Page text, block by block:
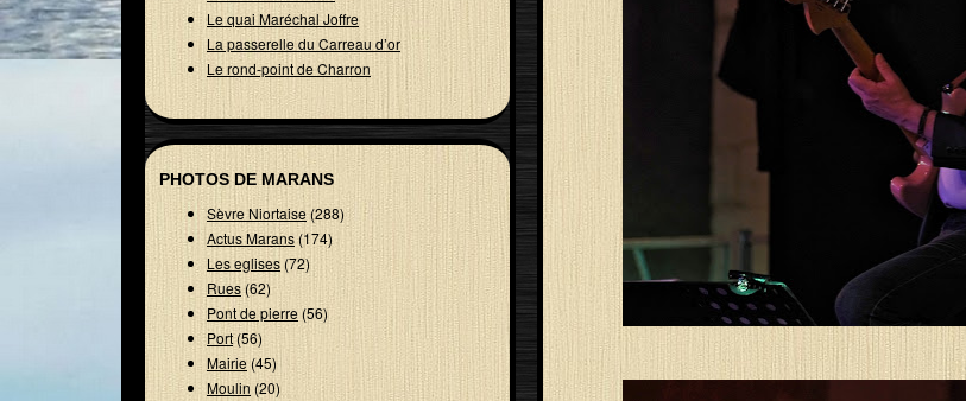
Le quai Maréchal Joffre
La passerelle du Carreau d’or
Le rond-point de Charron
PHOTOS DE MARANS
Sèvre Niortaise(288)
Actus Marans (174)
Les eglises(72)
Rues(62)
Pont de pierre(56)
Port(56)
Mairie(45)
Moulin(20)